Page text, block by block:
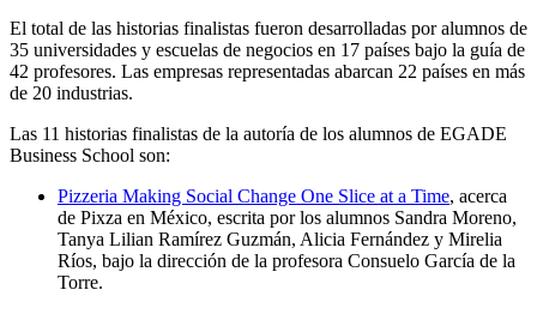
El total de las historias finalistas fueron desarrolladas por alumnos de
35 universidades y escuelas de negocios en 17 países bajo la guía de
42 profesores. Las empresas representadas abarcan 22 países en más
de 20 industrias.
Las 11 historias finalistas de la autoría de los alumnos de EGADE
Business School son:
Pizzeria Making Social Change One Slice at a Time, acerca
de Pixza en México, escrita por los alumnos Sandra Moreno,
Tanya Lilian Ramírez Guzmán, Alicia Fernández y Mirelia
Ríos, bajo la dirección de la profesora Consuelo García de la
Torre.